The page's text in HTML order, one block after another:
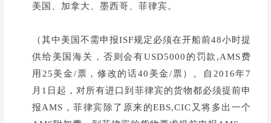
美国、加拿大、墨西哥、菲律宾。
（其中美国不需申报ISF规定必须在开船前48小时提
供给美国海关，否则会有USD5000的罚款,AMS费
用25美金/票，修改的话40美金/票）。自2016年7
月1日起，对所有进口到菲律宾的货物都必须提前申
报AMS，菲律宾除了原来的EBS,CIC又将多出一个